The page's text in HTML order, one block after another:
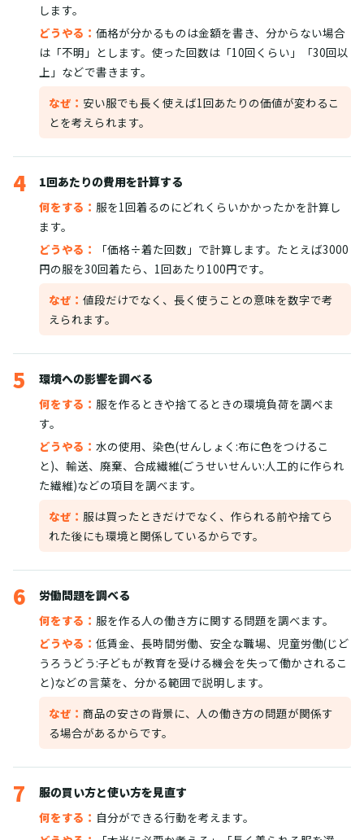
します。
どうやる： 価格が分かるものは金額を書き、分からない場合
は「不明」とします。使った回数は「10回くらい」「30回以
上」などで書きます。
なぜ： 安い服でも長く使えば1回あたりの価値が変わるこ
とを考えられます。
4
1回あたりの費用を計算する
何をする： 服を1回着るのにどれくらいかかったかを計算し
ます。
どうやる：
「価格÷着た回数」で計算します。たとえば3000
円の服を30回着たら、1回あたり100円です。
なぜ： 値段だけでなく、長く使うことの意味を数字で考
えられます。
5
環境への影響を調べる
何をする： 服を作るときや捨てるときの環境負荷を調べま
す。
どうやる： 水の使用、染色(せんしょく:布に色をつけるこ
と)、輸送、廃棄、合成繊維(ごうせいせんい:人工的に作られ
た繊維)などの項目を調べます。
なぜ： 服は買ったときだけでなく、作られる前や捨てら
れた後にも環境と関係しているからです。
6
労働問題を調べる
何をする： 服を作る人の働き方に関する問題を調べます。
どうやる： 低賃金、長時間労働、安全な職場、児童労働(じど
うろうどう:子どもが教育を受ける機会を失って働かされるこ
と)などの言葉を、分かる範囲で説明します。
なぜ： 商品の安さの背景に、人の働き方の問題が関係す
る場合があるからです。
7
服の買い方と使い方を見直す
何をする： 自分ができる行動を考えます。